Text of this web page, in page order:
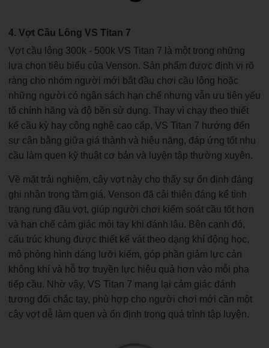
4. Vợt Cầu Lông VS Titan 7
Vợt cầu lông 300k - 500k VS Titan 7 là một trong những
lựa chọn tiêu biểu của Venson. Sản phẩm được định vị rõ
ràng cho nhóm người mới bắt đầu chơi cầu lông hoặc
những người có ngân sách hạn chế nhưng vẫn ưu tiên yếu
tố chính hãng và độ bền sử dụng. Thay vì chạy theo thiết
kế cầu kỳ hay công nghệ cao cấp, VS Titan 7 hướng đến
sự cân bằng giữa giá thành và hiệu năng, đáp ứng tốt nhu
cầu làm quen kỹ thuật cơ bản và luyện tập thường xuyên.
Về mặt trải nghiệm, cây vợt này cho thấy sự ổn định đáng
ghi nhận trong tầm giá. Venson đã cải thiện đáng kể tình
trạng rung đầu vợt, giúp người chơi kiểm soát cầu tốt hơn
và hạn chế cảm giác mỏi tay khi đánh lâu. Bên cạnh đó,
cấu trúc khung được thiết kế vát theo dạng khí động học,
mô phỏng hình dáng lưỡi kiếm, góp phần giảm lực cản
không khí và hỗ trợ truyền lực hiệu quả hơn vào mỗi pha
tiếp cầu. Nhờ vậy, VS Titan 7 mang lại cảm giác đánh
tương đối chắc tay, phù hợp cho người chơi mới cần một
cây vợt dễ làm quen và ổn định trong quá trình tập luyện.